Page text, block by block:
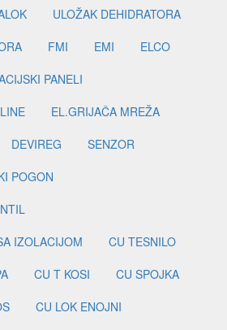
ULOŽAK DEHIDRATORA
FMI EMI
ELCO
PANELI
EL.GRIJAČA MREŽA
DEVIREG
SENZOR
POGON
IZOLACIJOM
CU TESNILO
CU T KOSI
CU SPOJKA
CU LOK ENOJNI